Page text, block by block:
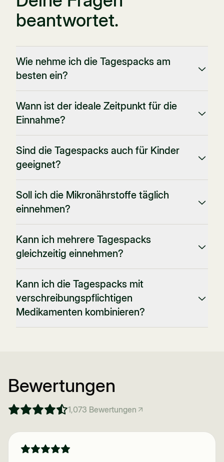
beantwortet.
Wie nehme ich die Tagespacks am
besten ein?
Wann ist der ideale Zeitpunkt für die
Einnahme?
Sind die Tagespacks auch für Kinder
geeignet?
Soll ich die Mikronährstoffe täglich
einnehmen?
Kann ich mehrere Tagespacks
gleichzeitig einnehmen?
Kann ich die Tagespacks mit
verschreibungspflichtigen
Medikamenten kombinieren?
Bewertungen
1,073 Bewertungen